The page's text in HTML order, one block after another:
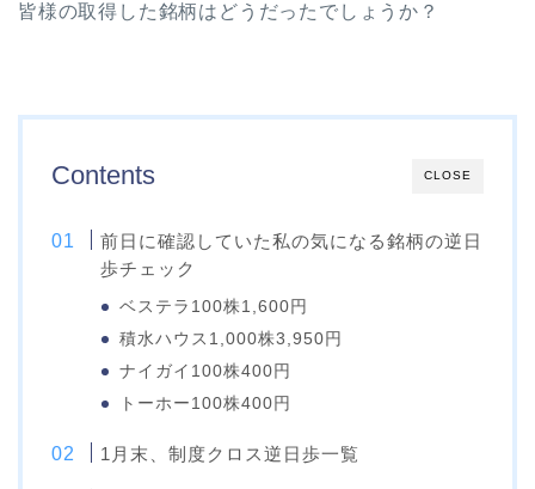
皆様の取得した銘柄はどうだったでしょうか？
CLOSE
Contents
前日に確認していた私の気になる銘柄の逆日
歩チェック
ベステラ100株1,600円
積水ハウス1,000株3,950円
ナイガイ100株400円
トーホー100株400円
1月末、制度クロス逆日歩一覧